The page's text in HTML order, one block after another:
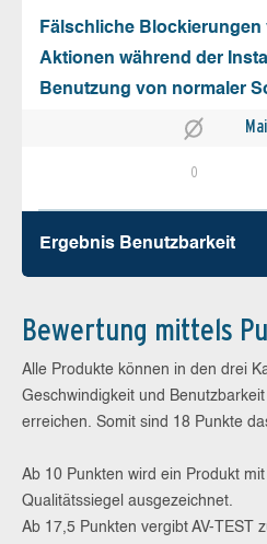
Fälschliche Blockierungen
Aktionen während der
Benutzung von normaler
Mai
0
Ergebnis Benutz­barkeit
Bewertung mittels
Alle Produkte können in den drei
Geschwindigkeit und
erreichen. Somit sind 18 Punkte
Ab 10 Punkten wird ein Produkt mit
Qualitätssiegel ausgezeichnet.
Ab 17,5 Punkten vergibt AV-TEST